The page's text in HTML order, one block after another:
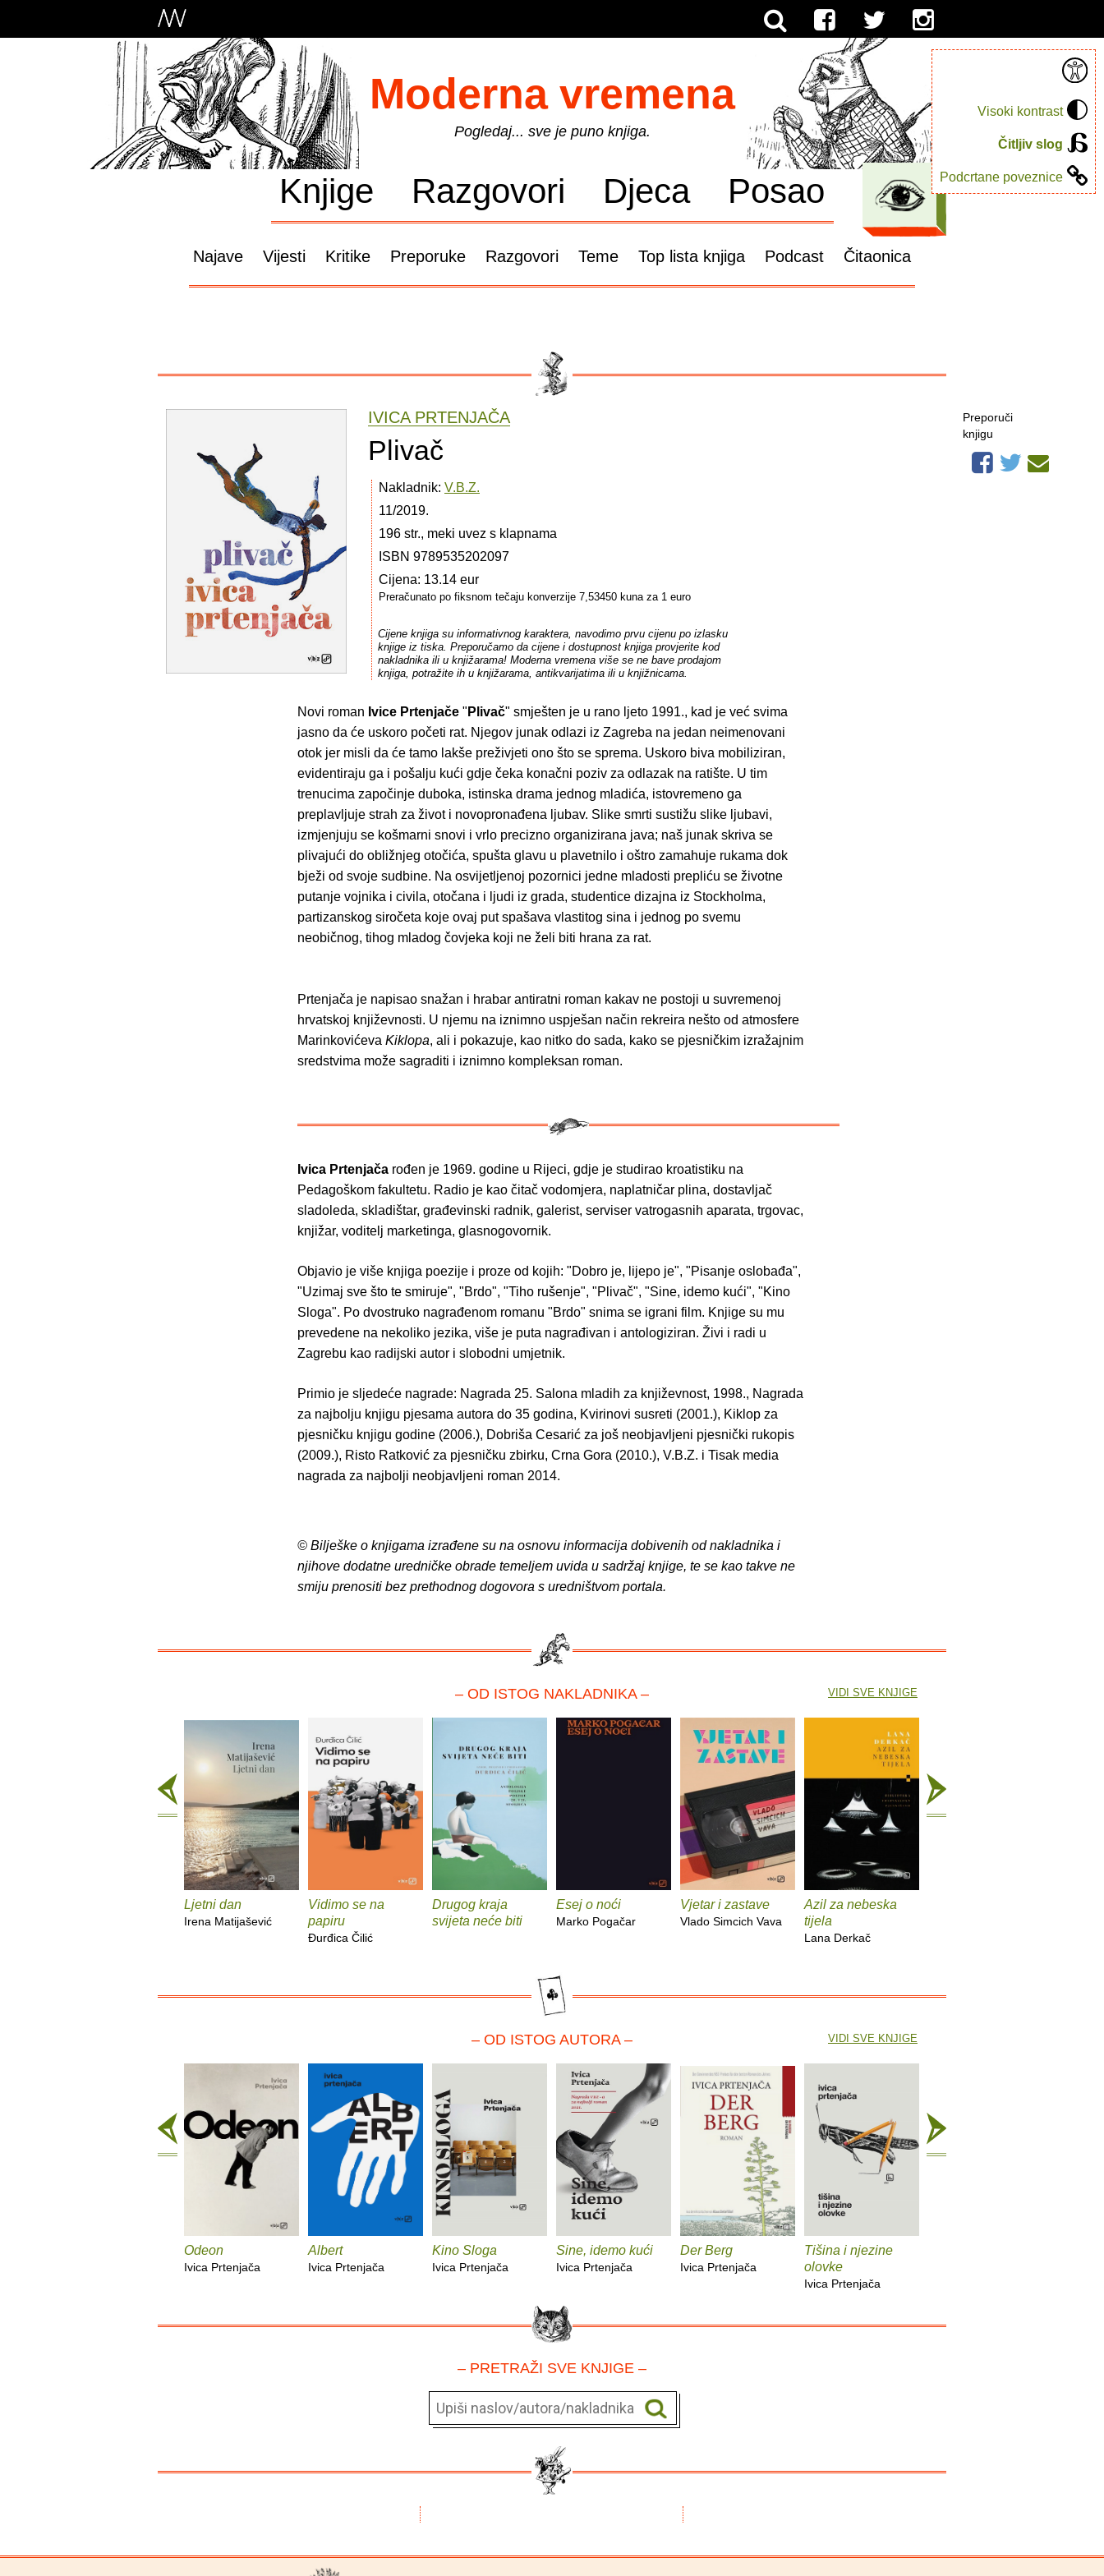
Visoki kontrast
Čitljiv slog
Podcrtane poveznice
Moderna vremena
Pogledaj... sve je puno knjiga.
Knjige Razgovori Djeca Posao
Najave Vijesti Kritike Preporuke Razgovori Teme Top lista knjiga Podcast Čitaonica
IVICA PRTENJAČA
Plivač
Nakladnik: V.B.Z.
11/2019.
196 str., meki uvez s klapnama
ISBN 9789535202097
Cijena: 13.14 eur
Preračunato po fiksnom tečaju konverzije 7,53450 kuna za 1 euro
Cijene knjiga su informativnog karaktera, navodimo prvu cijenu po izlasku
knjige iz tiska. Preporučamo da cijene i dostupnost knjiga provjerite kod
nakladnika ili u knjižarama! Moderna vremena više se ne bave prodajom
knjiga, potražite ih u knjižarama, antikvarijatima ili u knjižnicama.
Novi roman Ivice Prtenjače " Plivač" smješten je u rano ljeto 1991., kad je već svima
jasno da će uskoro početi rat. Njegov junak odlazi iz Zagreba na jedan neimenovani
otok jer misli da će tamo lakše preživjeti ono što se sprema. Uskoro biva mobiliziran,
evidentiraju ga i pošalju kući gdje čeka konačni poziv za odlazak na ratište. U tim
trenucima započinje duboka, istinska drama jednog mladića, istovremeno ga
preplavljuje strah za život i novopronađena ljubav. Slike smrti sustižu slike ljubavi,
izmjenjuju se košmarni snovi i vrlo precizno organizirana java; naš junak skriva se
plivajući do obližnjeg otočića, spušta glavu u plavetnilo i oštro zamahuje rukama dok
bježi od svoje sudbine. Na osvijetljenoj pozornici jedne mladosti prepliću se životne
putanje vojnika i civila, otočana i ljudi iz grada, studentice dizajna iz Stockholma,
partizanskog siročeta koje ovaj put spašava vlastitog sina i jednog po svemu
neobičnog, tihog mladog čovjeka koji ne želi biti hrana za rat.
Prtenjača je napisao snažan i hrabar antiratni roman kakav ne postoji u suvremenoj
hrvatskoj književnosti. U njemu na iznimno uspješan način rekreira nešto od atmosfere
Marinkovićeva Kiklopa, ali i pokazuje, kao nitko do sada, kako se pjesničkim izražajnim
sredstvima može sagraditi i iznimno kompleksan roman.
Ivica Prtenjača rođen je 1969. godine u Rijeci, gdje je studirao kroatistiku na
Pedagoškom fakultetu. Radio je kao čitač vodomjera, naplatničar plina, dostavljač
sladoleda, skladištar, građevinski radnik, galerist, serviser vatrogasnih aparata, trgovac,
knjižar, voditelj marketinga, glasnogovornik.
Objavio je više knjiga poezije i proze od kojih: "Dobro je, lijepo je", "Pisanje oslobađa",
"Uzimaj sve što te smiruje", "Brdo", "Tiho rušenje", "Plivač", "Sine, idemo kući", "Kino
Sloga". Po dvostruko nagrađenom romanu "Brdo" snima se igrani film. Knjige su mu
prevedene na nekoliko jezika, više je puta nagrađivan i antologiziran. Živi i radi u
Zagrebu kao radijski autor i slobodni umjetnik.
Primio je sljedeće nagrade: Nagrada 25. Salona mladih za književnost, 1998., Nagrada
za najbolju knjigu pjesama autora do 35 godina, Kvirinovi susreti (2001.), Kiklop za
pjesničku knjigu godine (2006.), Dobriša Cesarić za još neobjavljeni pjesnički rukopis
(2009.), Risto Ratković za pjesničku zbirku, Crna Gora (2010.), V.B.Z. i Tisak media
nagrada za najbolji neobjavljeni roman 2014.
© Bilješke o knjigama izrađene su na osnovu informacija dobivenih od nakladnika i
njihove dodatne uredničke obrade temeljem uvida u sadržaj knjige, te se kao takve ne
smiju prenositi bez prethodnog dogovora s uredništvom portala.
Preporuči
knjigu
– OD ISTOG NAKLADNIKA –
Ljetni dan
Irena Matijašević
Vidimo se na
papiru
Đurđica Čilić
Drugog kraja
svijeta neće biti
Esej o noći
Marko Pogačar
Vjetar i zastave
Vlado Simcich Vava
Azil za nebeska
tijela
Lana Derkač
VIDI SVE KNJIGE
– OD ISTOG AUTORA –
Odeon
Ivica Prtenjača
Albert
Ivica Prtenjača
Kino Sloga
Ivica Prtenjača
Sine, idemo kući
Ivica Prtenjača
Der Berg
Ivica Prtenjača
Tišina i njezine
olovke
Ivica Prtenjača
VIDI SVE KNJIGE
– PRETRAŽI SVE KNJIGE –